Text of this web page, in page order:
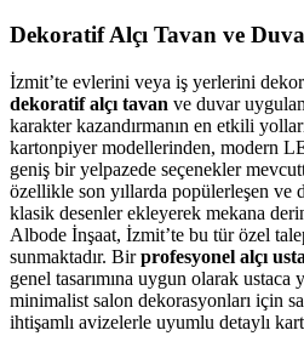
Dekoratif Alçı Tavan ve
İzmit’te evlerini veya iş yerlerini
dekoratif alçı tavan ve duvar
karakter kazandırmanın en etkili
kartonpiyer modellerinden, modern
geniş bir yelpazede seçenekler
özellikle son yıllarda popülerleşen ve
klasik desenler ekleyerek mekana
Albode İnşaat, İzmit’te bu tür özel
sunmaktadır. Birprofesyonel alçı
genel tasarımına uygun olarak
minimalist salon dekorasyonları için
ihtişamlı avizelerle uyumlu detaylı